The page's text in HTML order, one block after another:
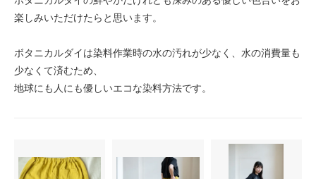
楽しみいただけたらと思います。
ボタニカルダイは染料作業時の水の汚れが少なく、水の消費量も
少なくて済むため、
地球にも人にも優しいエコな染料方法です。